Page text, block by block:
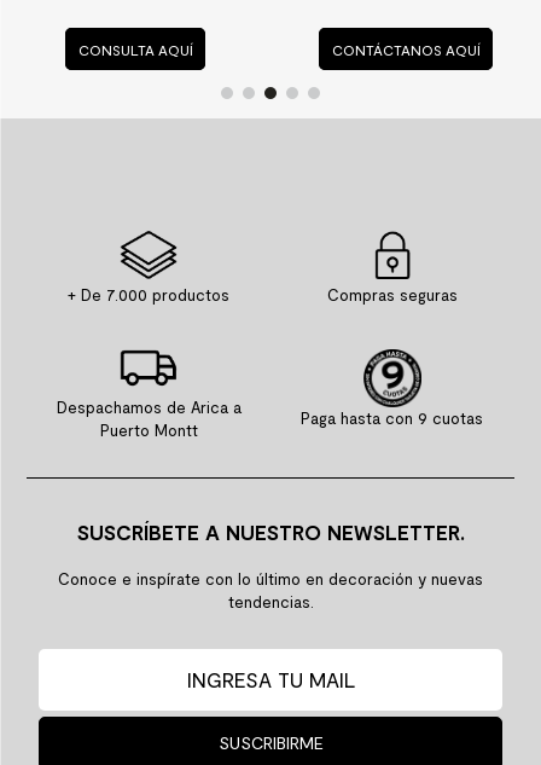
CONSULTA AQUÍ CONTÁCTANOS AQUÍ
+ De 7.000 productos Compras seguras
Despachamos de Arica a
Puerto Montt
Paga hasta con 9 cuotas
SUSCRÍBETE A NUESTRO NEWSLETTER.
Conoce e inspírate con lo último en decoración y nuevas
tendencias.
SUSCRIBIRME